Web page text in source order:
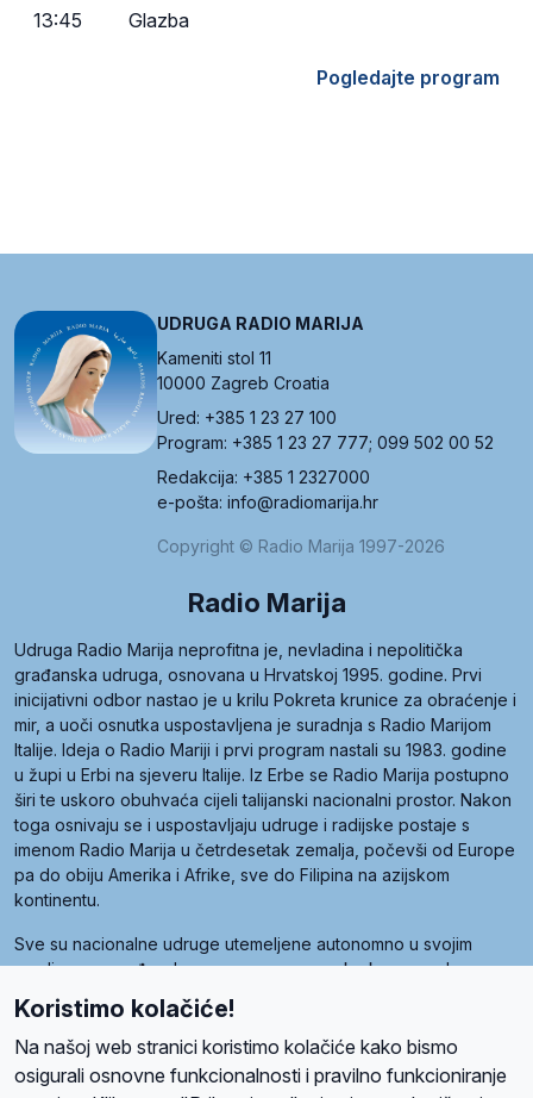
13:45 Glazba
Pogledajte program
UDRUGA RADIO MARIJA
Kameniti stol 11
10000 Zagreb Croatia
Ured: +385 1 23 27 100
Program: +385 1 23 27 777; 099 502 00 52
Redakcija: +385 1 2327000
e-pošta: info@radiomarija.hr
Copyright © Radio Marija 1997-2026
Radio Marija
Udruga Radio Marija neprofitna je, nevladina i nepolitička
građanska udruga, osnovana u Hrvatskoj 1995. godine. Prvi
inicijativni odbor nastao je u krilu Pokreta krunice za obraćenje i
mir, a uoči osnutka uspostavljena je suradnja s Radio Marijom
Italije. Ideja o Radio Mariji i prvi program nastali su 1983. godine
u župi u Erbi na sjeveru Italije. Iz Erbe se Radio Marija postupno
širi te uskoro obuhvaća cijeli talijanski nacionalni prostor. Nakon
toga osnivaju se i uspostavljaju udruge i radijske postaje s
imenom Radio Marija u četrdesetak zemalja, počevši od Europe
pa do obiju Amerika i Afrike, sve do Filipina na azijskom
kontinentu.
Sve su nacionalne udruge utemeljene autonomno u svojim
zemljama, a međusobna su povezane preko krovne udruge
pod nazivom Svjetska obitelj Radio Marije (World Family of
Radio Maria). Svjetsku obitelj utemeljilo je sedam članica, među
kojima je i hrvatska Udruga Radio Marija.
Koristimo kolačiće!
Na našoj web stranici koristimo kolačiće kako bismo
osigurali osnovne funkcionalnosti i pravilno funkcioniranje